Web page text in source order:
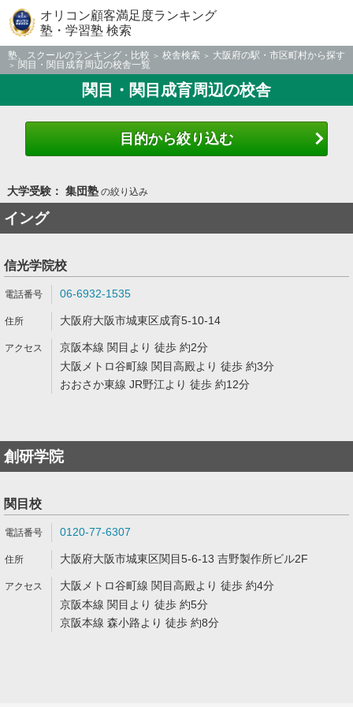
オリコン顧客満足度ランキング
塾・学習塾 検索
塾、スクールのランキング・比較 校舎検索
大阪府の駅・市区町村から探す
関目・関目成育周辺の校舎一覧
関目・関目成育周辺の校舎
目的から絞り込む
大学受験： 集団塾の絞り込み
イング
信光学院校
06-6932-1535
大阪府大阪市城東区成育5-10-14
京阪本線 関目より 徒歩 約2分
大阪メトロ谷町線 関目高殿より 徒歩 約3分
おおさか東線 JR野江より 徒歩 約12分
創研学院
関目校
0120-77-6307
大阪府大阪市城東区関目5-6-13 吉野製作所ビル2F
大阪メトロ谷町線 関目高殿より 徒歩 約4分
京阪本線 関目より 徒歩 約5分
京阪本線 森小路より 徒歩 約8分